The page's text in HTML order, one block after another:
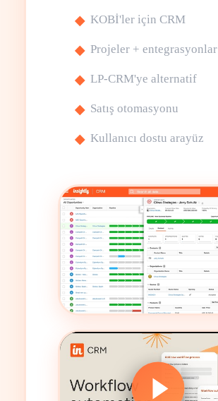
KOBİ'ler için CRM
Projeler + entegrasyonlar
LP-CRM'ye alternatif
Satış otomasyonu
Kullanıcı dostu arayüz